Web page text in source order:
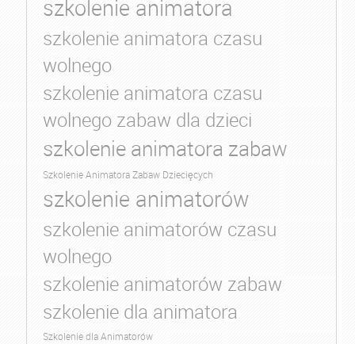
szkolenie animatora
szkolenie animatora czasu
wolnego
szkolenie animatora czasu
wolnego zabaw dla dzieci
szkolenie animatora zabaw
Szkolenie Animatora Zabaw Dziecięcych
szkolenie animatorów
szkolenie animatorów czasu
wolnego
szkolenie animatorów zabaw
szkolenie dla animatora
Szkolenie dla Animatorów